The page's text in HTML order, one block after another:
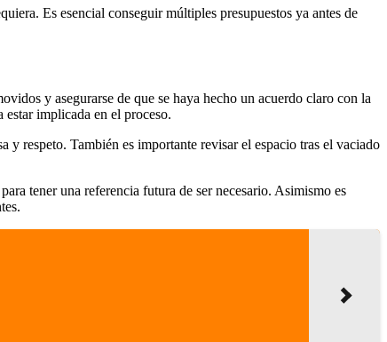
Es esencial conseguir múltiples presupuestos ya antes de
y asegurarse de que se haya hecho un acuerdo claro con la
estar implicada en el proceso.
y respeto. También es importante revisar el espacio tras el vaciado
tener una referencia futura de ser necesario. Asimismo es